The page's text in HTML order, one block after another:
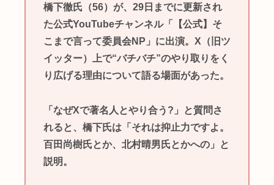
橋下徹氏（56）が、29日までに更新され
た公式YouTubeチャンネル「【公式】そ
こまで言って委員会NP」に出演。X（旧ツ
イッター）上で“バチバチ”のやり取りをく
り広げる理由について語る場面があった。
「なぜXで著名人とやり合う?」と質問さ
れると、橋下氏は「それは抑止力ですよ。
百田尚樹氏とか、北村晴男氏とかへの」と
説明。